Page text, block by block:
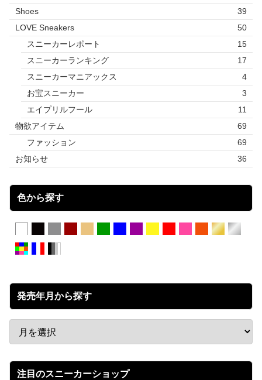
Shoes
39
LOVE Sneakers
50
スニーカーレポート
15
スニーカーランキング
17
スニーカーマニアックス
4
お宝スニーカー
3
エイプリルフール
11
物欲アイテム
69
ファッション
69
お知らせ
36
色から探す
発売年月から探す
注目のスニーカーショップ